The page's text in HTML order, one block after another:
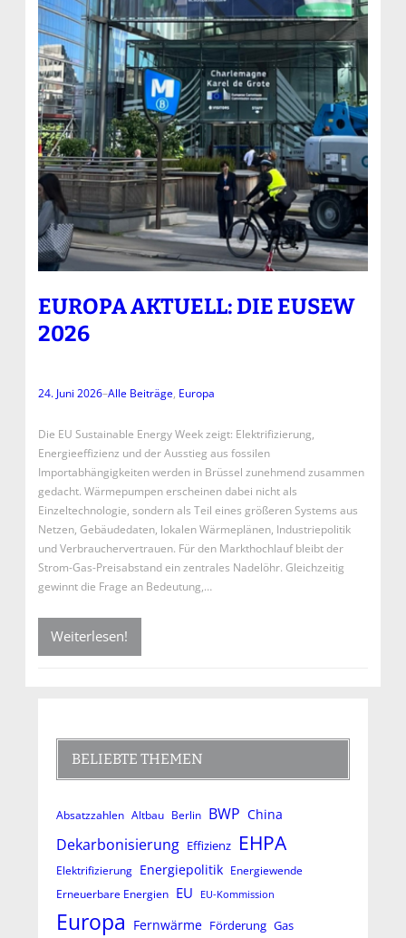
EUROPA AKTUELL: DIE EUSEW
2026
24. Juni 2026–Alle Beiträge, Europa
Die EU Sustainable Energy Week zeigt: Elektrifizierung,
Energieeffizienz und der Ausstieg aus fossilen
Importabhängigkeiten werden in Brüssel zunehmend zusammen
gedacht. Wärmepumpen erscheinen dabei nicht als
Einzeltechnologie, sondern als Teil eines größeren Systems aus
Netzen, Gebäudedaten, lokalen Wärmeplänen, Industriepolitik
und Verbrauchervertrauen. Für den Markthochlauf bleibt der
Strom-Gas-Preisabstand ein zentrales Nadelöhr. Gleichzeitig
gewinnt die Frage an Bedeutung,…
Weiterlesen!
BELIEBTE THEMEN
Absatzzahlen Altbau Berlin BWP China
Dekarbonisierung Effizienz EHPA
Elektrifizierung Energiepolitik Energiewende
Erneuerbare Energien EU EU-Kommission
Europa Fernwärme Förderung Gas